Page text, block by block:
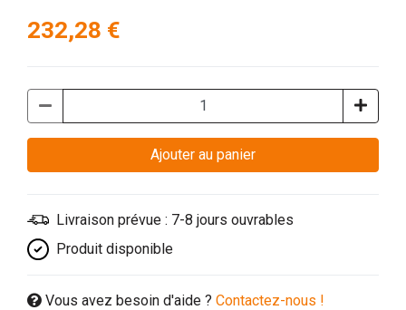
232,28 €
Ajouter au panier
Livraison prévue : 7-8 jours ouvrables
Produit disponible
Vous avez besoin d'aide ? Contactez-nous !